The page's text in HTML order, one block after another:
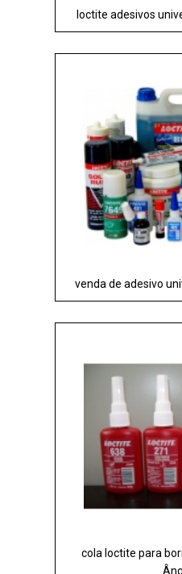
loctite adesivos
venda de adesivo
cola loctite para